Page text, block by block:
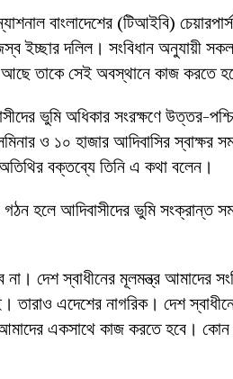
দুর্নীতি
বাংলাদেশের (টিআইবি)
ইচ্ছার দলিল। সংবিধান অনুযায়ী সকল
আছে তাকে সেই অবস্থানে কাজ করতে
ভুমি অধিকার সংরক্ষণে উত্তর-
ও ১০ হাজার আদিবাসির স্বাক্ষর
অতিথির বক্তব্যে তিনি এ কথা বলেন।
হলে আদিবাসীদের ভুমি সংক্রান্ত
দেশ স্বাধীনের মূলমন্ত্র আমাদের
তারাও এদেশের নাগরিক। দেশ
একসাথে কাজ করতে হবে। কোন